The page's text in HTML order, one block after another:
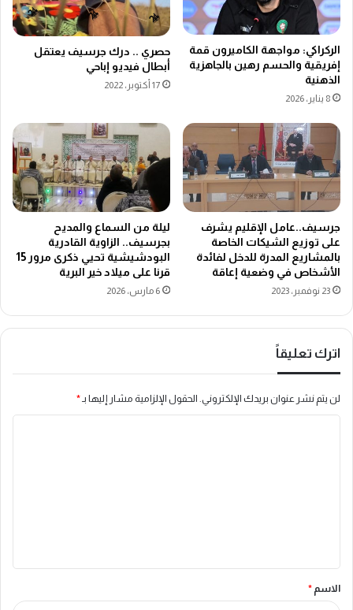
الركراكي: مواجهة الكاميرون قمة
إفريقية والحسم رهين بالجاهزية
الذهنية
8 يناير، 2026
حصري .. درك جرسيف يعتقل
أبطال فيديو إباحي
17 أكتوبر، 2022
جرسيف..عامل الإقليم يشرف
على توزيع الشيكات الخاصة
بالمشاريع المدرة للدخل لفائدة
الأشخاص في وضعية إعاقة
23 نوفمبر، 2023
ليلة من السماع والمديح
بجرسيف.. الزاوية القادرية
البودشيشية تحيي ذكرى مرور 15
قرنا على ميلاد خير البرية
6 مارس، 2026
اترك تعليقاً
لن يتم نشر عنوان بريدك الإلكتروني. الحقول الإلزامية مشار إليها بـ*
ق
*
الاسم *